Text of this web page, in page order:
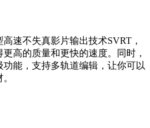
速不失真影片输出技术SVRT，
高的质量和更快的速度。同时，
能，支持多轨道编辑，让你可以